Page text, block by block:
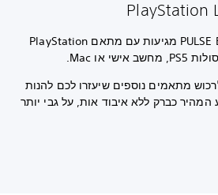
האוזניות האלחוטיות PULSE Elite מגיעות עם מתאם PlayStation
מתאמים נוספים שיעזרו לכם להנות
כברק ללא איבוד אות, על גבי יותר